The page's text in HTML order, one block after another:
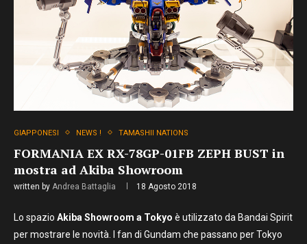
GIAPPONESI NEWS ! TAMASHII NATIONS
FORMANIA EX RX-78GP-01FB ZEPH BUST in
mostra ad Akiba Showroom
written by Andrea Battaglia 18 Agosto 2018
Lo spazio Akiba Showroom a Tokyo è utilizzato da Bandai Spirit
per mostrare le novità. I fan di Gundam che passano per Tokyo